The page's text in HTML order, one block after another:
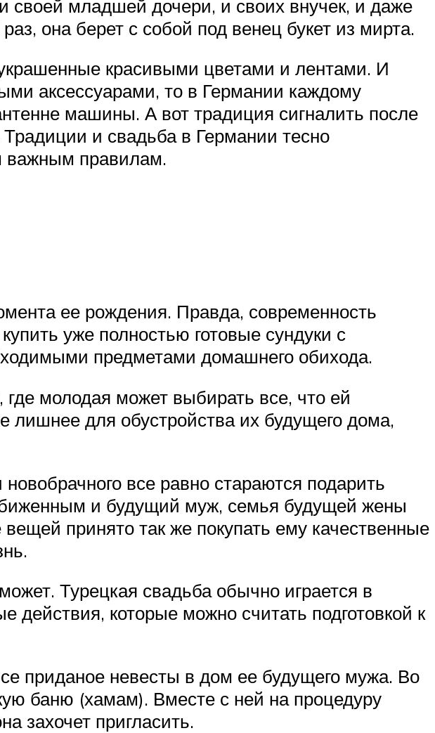
своей младшей дочери, и своих внучек, и даже
она берет с собой под венец букет из мирта.
красивыми цветами и лентами. И
аксессуарами, то в Германии каждому
машины. А вот традиция сигналить после
и свадьба в Германии тесно
важным правилам.
ее рождения. Правда, современность
уже полностью готовые сундуки с
предметами домашнего обихода.
молодая может выбирать все, что ей
лишнее для обустройства их будущего дома,
все равно стараются подарить
и будущий муж, семья будущей жены
принято так же покупать ему качественные
Турецкая свадьба обычно играется в
действия, которые можно считать подготовкой к
приданое невесты в дом ее будущего мужа. Во
баню (хамам). Вместе с ней на процедуру
захочет пригласить.